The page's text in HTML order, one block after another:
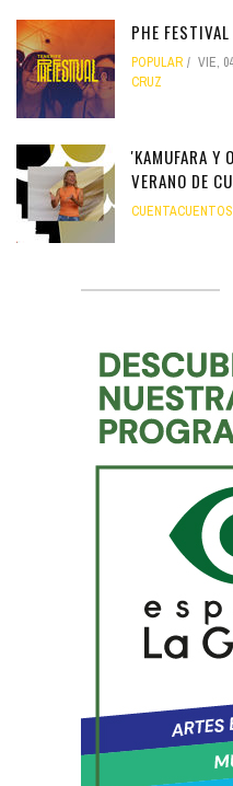
PHE
POPULAR VIE,
CRUZ
'KAMUFARA Y
VERANO DE
CUENTACUENTOS